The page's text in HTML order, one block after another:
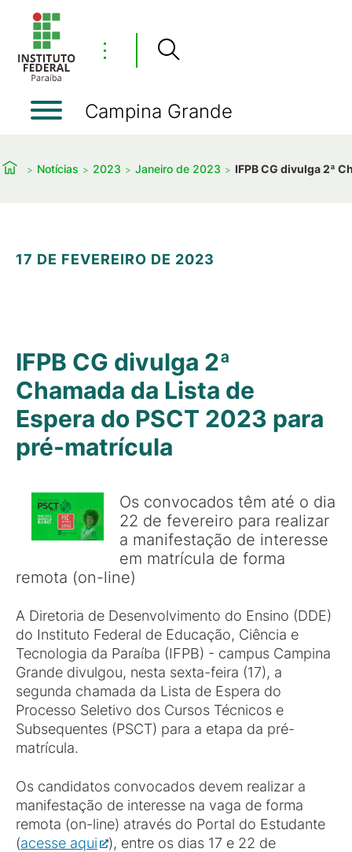
⋮
Campina Grande
Notícias 2023 Janeiro de 2023 IFPB CG divulga 2ª
17 DE FEVEREIRO DE 2023
IFPB CG divulga 2ª
Chamada da Lista de
Espera do PSCT 2023 para
pré-matrícula
Os convocados têm até o dia
22 de fevereiro para realizar
a manifestação de interesse
em matrícula de forma
remota (on-line)
A Diretoria de Desenvolvimento do Ensino (DDE)
do Instituto Federal de Educação, Ciência e
Tecnologia da Paraíba (IFPB) - campus Campina
Grande divulgou, nesta sexta-feira (17), a
segunda chamada da Lista de Espera do
Processo Seletivo dos Cursos Técnicos e
Subsequentes (PSCT) para a etapa da pré-
matrícula.
Os candidatos convocados devem realizar a
manifestação de interesse na vaga de forma
remota (on-line) através do Portal do Estudante
(acesse aqui
), entre os dias 17 e 22 de